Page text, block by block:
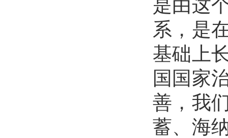
是由这
系，是
基础上
国国家
善，我
蓄、海